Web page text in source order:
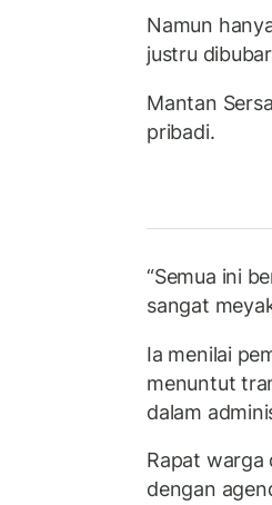
Namun
justru
Mantan
pribadi.
“Semua ini
sangat
Ia menilai
menuntut
dalam
Rapat warga
dengan